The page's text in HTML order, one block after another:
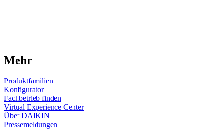
Mehr
Produktfamilien
Konfigurator
Fachbetrieb finden
Virtual Experience Center
Über DAIKIN
Pressemeldungen